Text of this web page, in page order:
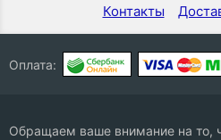
Контакты
Оплата:
Обращаем ваше внимание на то,